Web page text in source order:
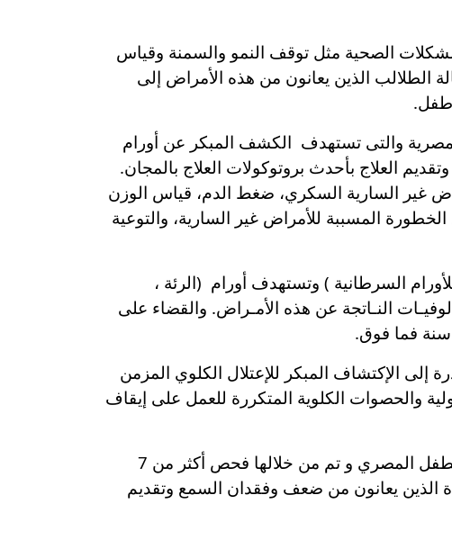
الصحية مثل توقف النمو والسمنة وقياس
تتراوح أعمارهم بين 6 سنوات و 12 عاما ، وسيتم احالة الطلالب الذين يعانون من هذه الأمراض إلى
المصرية والتى تستهدف الكشف المبكر عن أورام
العلاج بأحدث بروتوكولات العلاج بالمجان.
غير السارية السكري، ضغط الدم، قياس الوزن
المسببة للأمراض غير السارية، والتوعية
المبكر للأورام السرطانية ) وتستهدف أورام (الرئة ،
النـاتجة عن هذه الأمـراض. والقضاء على
فحص أكثر من 9 آلاف و600 مواطن وتهدف المبادرة إلى الإكتشاف المبكر للإعتلال الكلوي المزمن
الكلوية المتكررة للعمل على إيقاف
مضيفاً أن مبادرة (السمعيات ) والتى تأتي ضمن مجموعة المبادرات الرئاسية، حرصاً على صحة الطفل المصري و تم من خلالها فحص أكثر من 7
الذين يعانون من ضعف وفقدان السمع وتقديم